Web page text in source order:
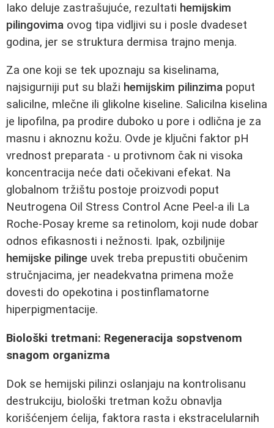
Iako deluje zastrašujuće, rezultati hemijskim
pilingovima ovog tipa vidljivi su i posle dvadeset
godina, jer se struktura dermisa trajno menja.
Za one koji se tek upoznaju sa kiselinama,
najsigurniji put su blaži hemijskim pilinzima poput
salicilne, mlečne ili glikolne kiseline. Salicilna kiselina
je lipofilna, pa prodire duboko u pore i odlična je za
masnu i aknoznu kožu. Ovde je ključni faktor pH
vrednost preparata - u protivnom čak ni visoka
koncentracija neće dati očekivani efekat. Na
globalnom tržištu postoje proizvodi poput
Neutrogena Oil Stress Control Acne Peel-a ili La
Roche-Posay kreme sa retinolom, koji nude dobar
odnos efikasnosti i nežnosti. Ipak, ozbiljnije
hemijske pilinge uvek treba prepustiti obučenim
stručnjacima, jer neadekvatna primena može
dovesti do opekotina i postinflamatorne
hiperpigmentacije.
Biološki tretmani: Regeneracija sopstvenom
snagom organizma
Dok se hemijski pilinzi oslanjaju na kontrolisanu
destrukciju, biološki tretman kožu obnavlja
korišćenjem ćelija, faktora rasta i ekstracelularnih